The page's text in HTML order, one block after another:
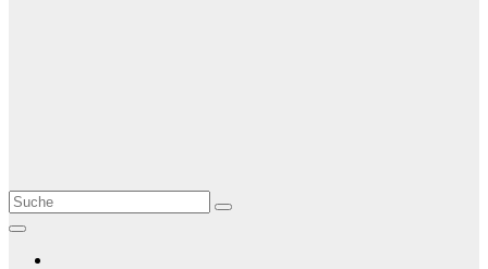
Le Matin
AGENCE DE PRESSE